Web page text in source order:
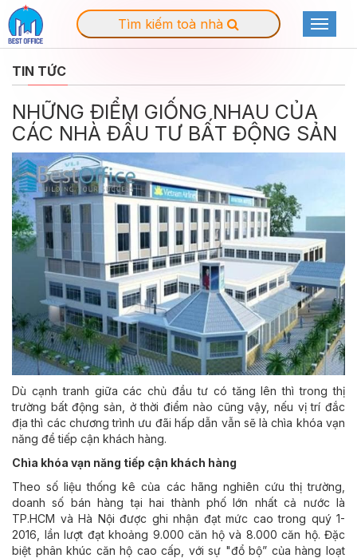
Tìm kiếm toà nhà
Toggle
TIN TỨC
NHỮNG ĐIỂM GIỐNG NHAU CỦA
CÁC NHÀ ĐẦU TƯ BẤT ĐỘNG SẢN
Dù cạnh tranh giữa các chủ đầu tư có tăng lên thì trong thị
trường bất động sản, ở thời điểm nào cũng vậy, nếu vị trí đắc
địa thì các chương trình ưu đãi hấp dẫn vẫn sẽ là chìa khóa vạn
năng để tiếp cận khách hàng.
Chìa khóa vạn năng tiếp cận khách hàng
Theo số liệu thống kê của các hãng nghiên cứu thị trường,
doanh số bán hàng tại hai thành phố lớn nhất cả nước là
TP.HCM và Hà Nội được ghi nhận đạt mức cao trong quý 1-
2016, lần lượt đạt khoảng 9.000 căn hộ và 8.000 căn hộ. Đặc
biệt phân khúc căn hộ cao cấp, với sự "đổ bộ” của hàng loạt